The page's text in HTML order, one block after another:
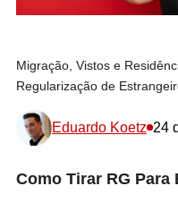
Migração, Vistos e
Regularização de
Eduardo Koetz 24
Como Tirar RG